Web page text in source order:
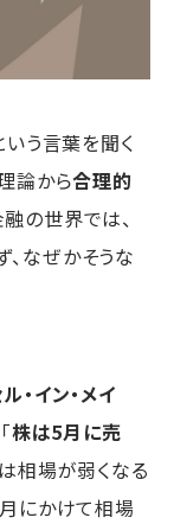
いう言葉を聞く
論から合理的
の世界では、
なぜかそうな
・イン・メイ
株は5月に売
相場が弱くなる
にかけて相場